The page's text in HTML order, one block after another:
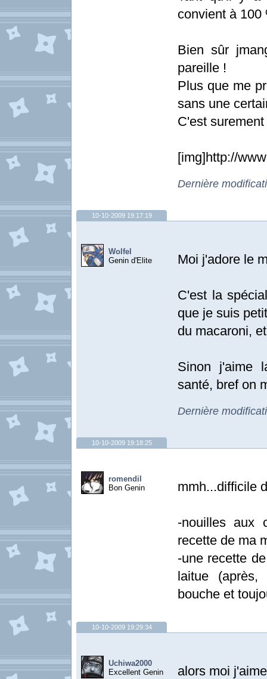
convient à 100
Bien sûr
pareille !
Plus que me
sans une
C'est
[img]http://
Dernière
10-10-2009 19:17:19
Wolfel
Genin d'Elite
Moi j'adore le
C'est la
que je suis
du macaroni,
Sinon j'aime
santé, bref on
Dernière
10-10-2009 19:18:25
romendil
Bon Genin
mmh...difficile
-nouilles aux
recette de ma
-une recette
laitue
bouche et
10-10-2009 19:29:34
Uchiwa2000
Excellent Genin
alors moi